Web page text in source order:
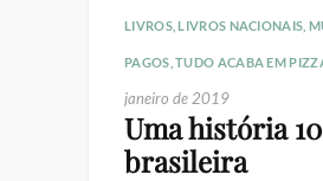
LIVROS,LIVROS NACIONAIS
PAGOS ,TUDO ACABA EM
janeiro de 2019
Uma história
brasileira